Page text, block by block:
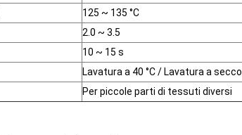
125 ~ 135 °C
2.0 ~ 3.5
10 ~ 15 s
Lavatura a 40 °C / Lavatura a secco
Per piccole parti di tessuti diversi